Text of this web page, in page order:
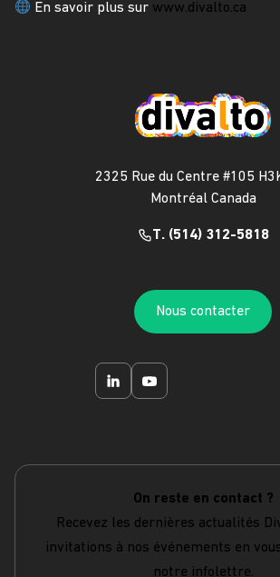
En savoir plus sur www.divalto.ca
2325 Rue du Centre #105
Montréal Canada
T. (514) 312-5818
Nous contacter
On reste en contact ?
Recevez les dernières actualités
invitations à nos événements en
notre infolettre.